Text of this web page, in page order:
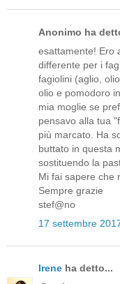
Anonimo ha
esattamente! Ero
differente per i
fagiolini (aglio,
olio e pomodoro
mia moglie se
pensavo alla tua
più marcato. Ha
buttato in questa
sostituendo la
Mi fai sapere che
Sempre grazie
stef@no
17 settembre
Irene ha detto...